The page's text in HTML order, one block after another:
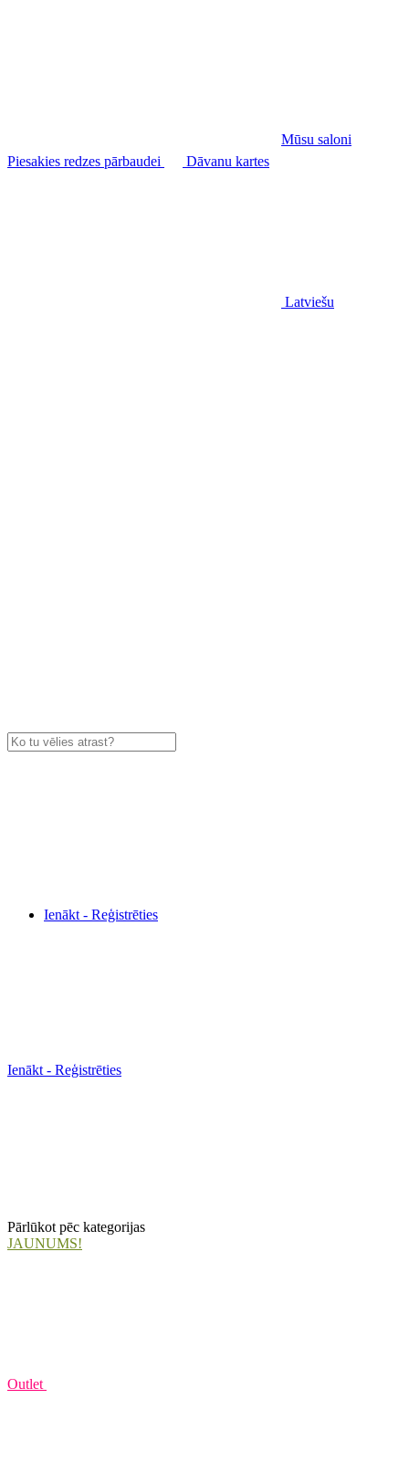
Mūsu saloni
Piesakies redzes pārbaudei
Dāvanu kartes
Latviešu
Ienākt - Reģistrēties
Ienākt - Reģistrēties
Pārlūkot pēc kategorijas
JAUNUMS!
Outlet